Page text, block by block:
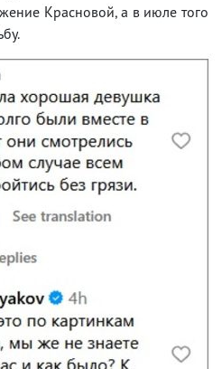
Красновой, а в июле того